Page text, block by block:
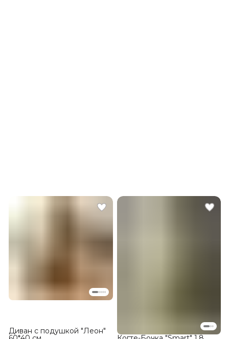
Диван с подушкой "Леон"